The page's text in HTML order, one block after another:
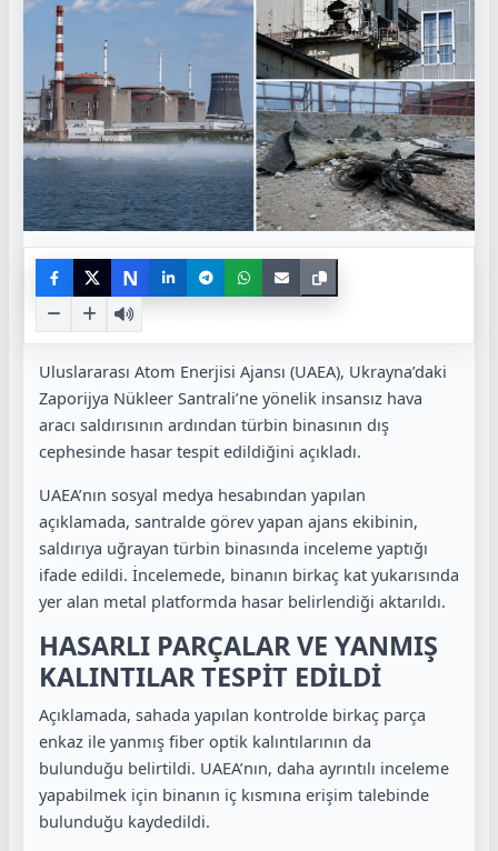
N
Uluslararası Atom Enerjisi Ajansı (UAEA), Ukrayna’daki
Zaporijya Nükleer Santrali’ne yönelik insansız hava
aracı saldırısının ardından türbin binasının dış
cephesinde hasar tespit edildiğini açıkladı.
UAEA’nın sosyal medya hesabından yapılan
açıklamada, santralde görev yapan ajans ekibinin,
saldırıya uğrayan türbin binasında inceleme yaptığı
ifade edildi. İncelemede, binanın birkaç kat yukarısında
yer alan metal platformda hasar belirlendiği aktarıldı.
HASARLI PARÇALAR VE YANMIŞ
KALINTILAR TESPİT EDİLDİ
Açıklamada, sahada yapılan kontrolde birkaç parça
enkaz ile yanmış fiber optik kalıntılarının da
bulunduğu belirtildi. UAEA’nın, daha ayrıntılı inceleme
yapabilmek için binanın iç kısmına erişim talebinde
bulunduğu kaydedildi.